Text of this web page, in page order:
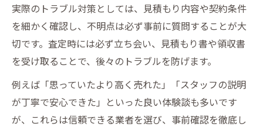
実際のトラブル対策としては、見積もり内容や契約条件
を細かく確認し、不明点は必ず事前に質問することが大
切です。査定時には必ず立ち会い、見積もり書や領収書
を受け取ることで、後々のトラブルを防げます。
例えば「思っていたより高く売れた」「スタッフの説明
が丁寧で安心できた」といった良い体験談も多いです
が、これらは信頼できる業者を選び、事前確認を徹底し